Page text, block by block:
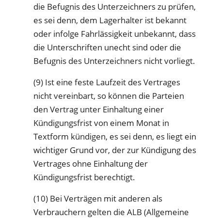
die Befugnis des Unterzeichners zu prüfen,
es sei denn, dem Lagerhalter ist bekannt
oder infolge Fahrlässigkeit unbekannt, dass
die Unterschriften unecht sind oder die
Befugnis des Unterzeichners nicht vorliegt.
(9) Ist eine feste Laufzeit des Vertrages
nicht vereinbart, so können die Parteien
den Vertrag unter Einhaltung einer
Kündigungsfrist von einem Monat in
Textform kündigen, es sei denn, es liegt ein
wichtiger Grund vor, der zur Kündigung des
Vertrages ohne Einhaltung der
Kündigungsfrist berechtigt.
(10) Bei Verträgen mit anderen als
Verbrauchern gelten die ALB (Allgemeine